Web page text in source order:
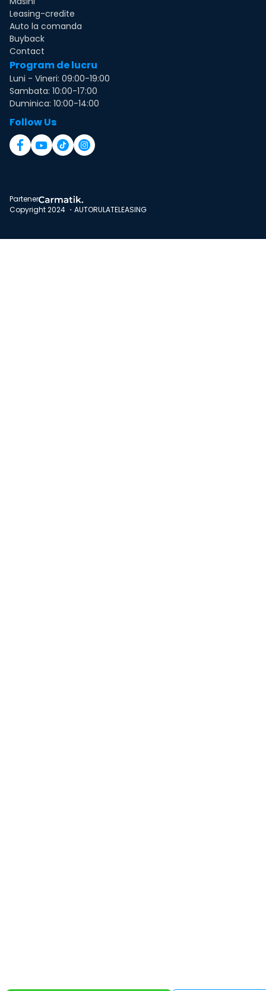
Leasing-credite
Auto la comanda
Buyback
Contact
Program de lucru
Luni - Vineri: 09:00-19:00
Sambata: 10:00-17:00
Duminica: 10:00-14:00
Follow Us
Partener
Copyright 2024 ・AUTORULATELEASING